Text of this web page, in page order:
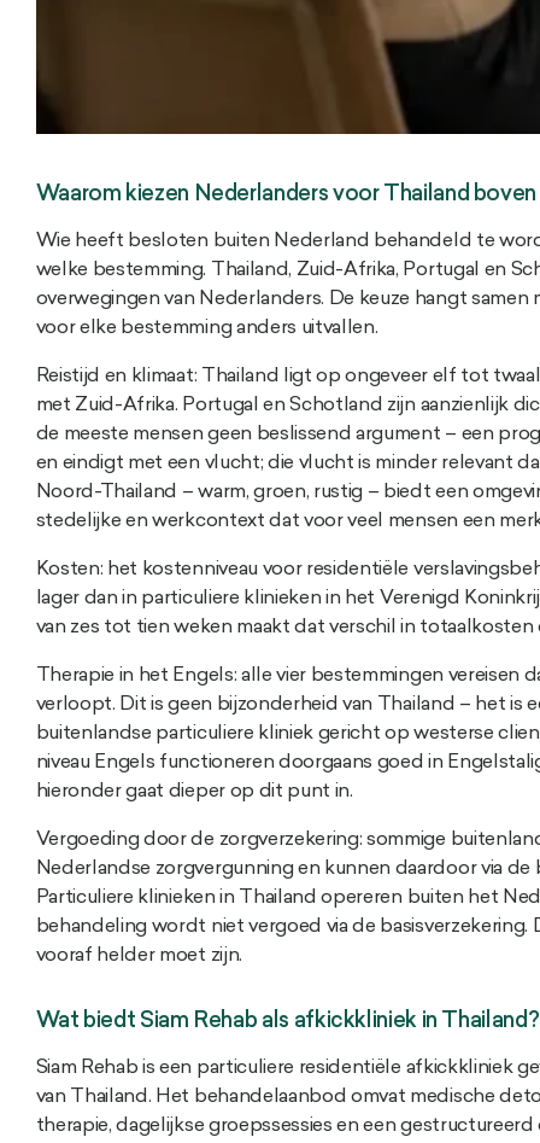
Waarom kiezen Nederlanders voor Thailand
Wie heeft besloten buiten Nederland behandeld te
welke bestemming. Thailand, Zuid-Afrika, Portugal en
overwegingen van Nederlanders. De keuze hangt
voor elke bestemming anders uitvallen.
Reistijd en klimaat: Thailand ligt op ongeveer elf tot
met Zuid-Afrika. Portugal en Schotland zijn aanzienlijk
de meeste mensen geen beslissend argument – een
en eindigt met een vlucht; die vlucht is minder relevant
Noord-Thailand – warm, groen, rustig – biedt een
stedelijke en werkcontext dat voor veel mensen een
Kosten: het kostenniveau voor residentiële
lager dan in particuliere klinieken in het Verenigd
van zes tot tien weken maakt dat verschil in totaalkosten
Therapie in het Engels: alle vier bestemmingen vereisen
verloopt. Dit is geen bijzonderheid van Thailand – het is
buitenlandse particuliere kliniek gericht op westerse
niveau Engels functioneren doorgaans goed in
hieronder gaat dieper op dit punt in.
Vergoeding door de zorgverzekering: sommige
Nederlandse zorgvergunning en kunnen daardoor via de
Particuliere klinieken in Thailand opereren buiten het
behandeling wordt niet vergoed via de
vooraf helder moet zijn.
Wat biedt Siam Rehab als afkickkliniek in Thailand?
Siam Rehab is een particuliere residentiële afkickkliniek
van Thailand. Het behandelaanbod omvat medische
therapie, dagelijkse groepssessies en een